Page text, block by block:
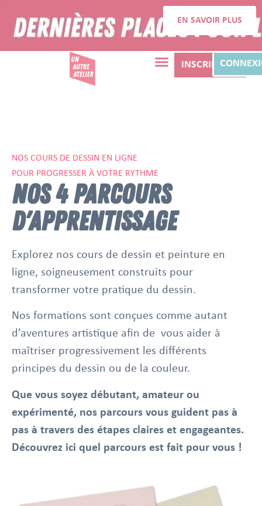
EN SAVOIR PLUS
INSCRIPTION
NOS COURS DE DESSIN EN LIGNE
POUR PROGRESSER À VOTRE RYTHME
NOS 4 PARCOURS
D'APPRENTISSAGE
Explorez nos cours de dessin et peinture en
ligne, soigneusement construits pour
transformer votre pratique du dessin.
Nos formations sont conçues comme autant
d’aventures artistique afin de vous aider à
maîtriser progressivement les différents
principes du dessin ou de la couleur.
Que vous soyez débutant, amateur ou
expérimenté, nos parcours vous guident pas à
pas à travers des étapes claires et engageantes.
Découvrez ici quel parcours est fait pour vous !